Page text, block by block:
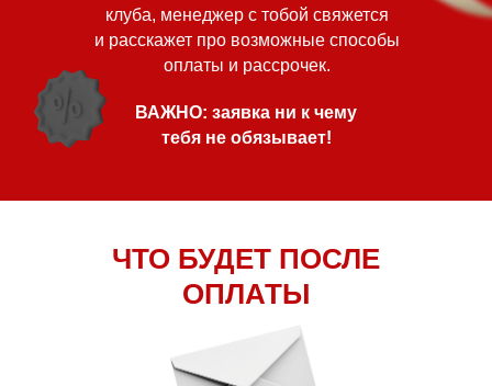
клуба, менеджер с тобой свяжется
и расскажет про возможные способы
оплаты и рассрочек.
ВАЖНО: заявка ни к чему
тебя не обязывает!
ЧТО БУДЕТ ПОСЛЕ
ОПЛАТЫ